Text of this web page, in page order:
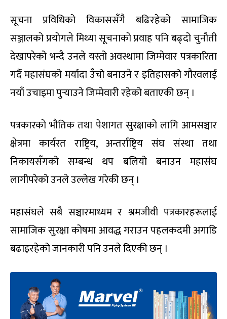
सूचना प्रविधिको विकाससँगै बढिरहेको सामाजिक
सञ्जालको प्रयोगले मिथ्या सूचनाको प्रवाह पनि बढ्दो चुनौती
देखापरेको भन्दै उनले यस्तो अवस्थामा जिम्मेवार पत्रकारिता
गर्दै महासंघको मर्यादा उँचो बनाउने र इतिहासको गौरवलाई
नयाँ उचाइमा पुर्‍याउने जिम्मेवारी रहेको बताएकी छन् ।
पत्रकारको भौतिक तथा पेशागत सुरक्षाको लागि आमसञ्चार
क्षेत्रमा कार्यरत राष्ट्रिय, अन्तर्राष्ट्रिय संघ संस्था तथा
निकायसँगको सम्बन्ध थप बलियो बनाउन महासंघ
लागीपरेको उनले उल्लेख गरेकी छन् ।
महासंघले सबै सञ्चारमाध्यम र श्रमजीवी पत्रकारहरूलाई
सामाजिक सुरक्षा कोषमा आवद्ध गराउन पहलकदमी अगाडि
बढाइरहेको जानकारी पनि उनले दिएकी छन् ।